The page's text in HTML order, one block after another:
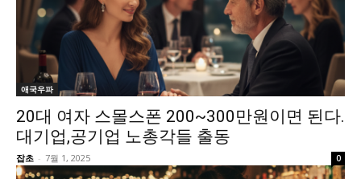
애국우파
20대 여자 스몰스폰 200~300만원이면 된다.
대기업,공기업 노총각들 출동
잡초 - 7월 1, 2025 0